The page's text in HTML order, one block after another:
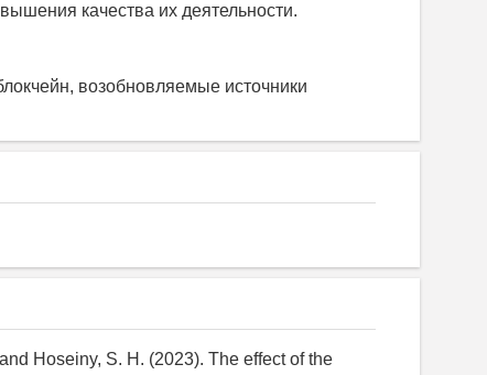
качества их деятельности.
возобновляемые источники
Hoseiny, S. H. (2023). The effect of the